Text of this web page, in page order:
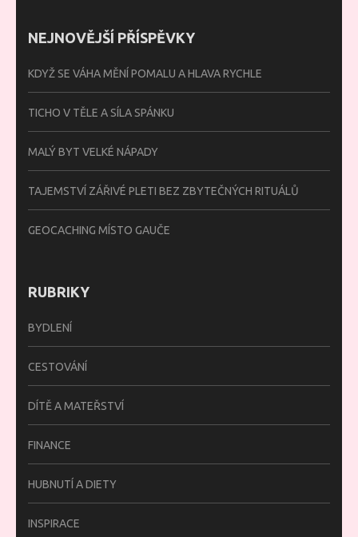
NEJNOVĚJŠÍ PŘÍSPĚVKY
KDYŽ SE VÁHA MĚNÍ POMALU A HLAVA RYCHLE
TICHO V TĚLE A SÍLA SPÁNKU
MALÝ BYT VELKÉ NÁPADY
TAJEMSTVÍ ZÁŘIVÉ PLETI BEZ ZBYTEČNÝCH RITUÁLŮ
GEOCACHING MÍSTO GAUČE
RUBRIKY
BYDLENÍ
CESTOVÁNÍ
DÍTĚ A MATEŘSTVÍ
FINANCE
HUBNUTÍ A DIETY
INSPIRACE